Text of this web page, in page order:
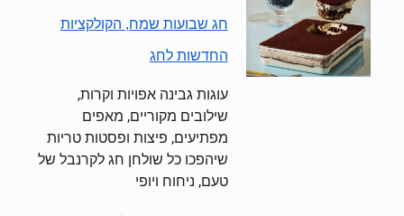
חג שבועות שמח, הקולקציות
החדשות לחג
עוגות גבינה אפויות וקרות,
שילובים מקוריים, מאפים
מפתיעים, פיצות ופסטות טריות
שיהפכו כל שולחן חג לקרנבל של
טעם, ניחוח ויופי